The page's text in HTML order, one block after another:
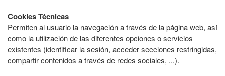
Cookies Técnicas
Permiten al usuario la navegación a través de la página web, así
como la utilización de las diferentes opciones o servicios
existentes (identificar la sesión, acceder secciones restringidas,
compartir contenidos a través de redes sociales, ...).